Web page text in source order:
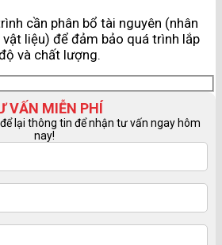
cần phân bổ tài nguyên (nhân
liệu) để đảm bảo quá trình lắp
và chất lượng.
VẤN MIỄN PHÍ
lại thông tin để nhận tư vấn ngay hôm
nay!